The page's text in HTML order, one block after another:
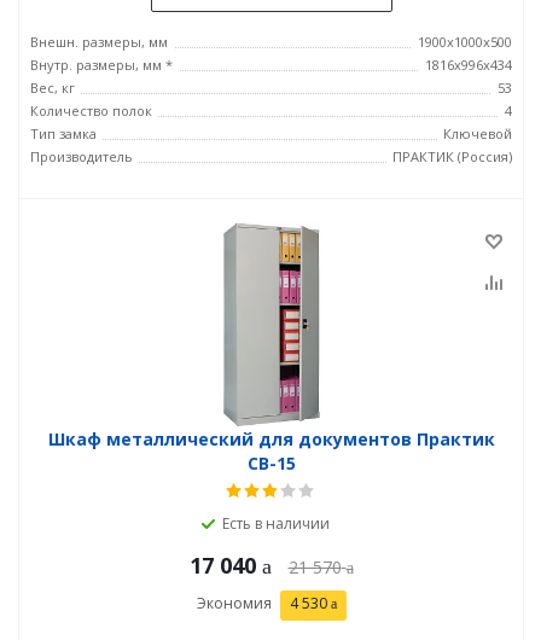
Внешн. размеры, мм
1900x1000x500
Внутр. размеры, мм *
1816x996x434
Вес, кг
53
Количество полок
4
Тип замка
Ключевой
Производитель
ПРАКТИК (Россия)
Шкаф металлический для документов Практик
СВ-15
Есть в наличии
17 040 21 570
Экономия 4 530